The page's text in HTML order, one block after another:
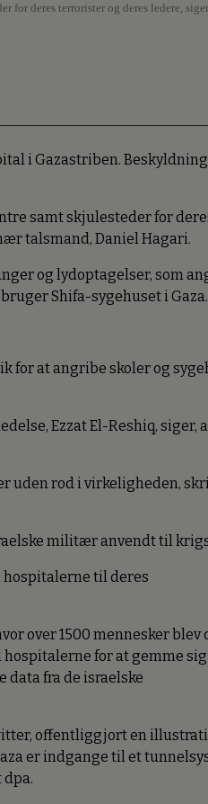
for deres terrorister og deres ledere,
i Gazastriben.
samt skjulesteder for
talsmand, Daniel Hagari.
og lydoptagelser, som
Shifa-sygehuset i Gaza.
for at angribe skoler og
Ezzat El-Reshiq, siger,
uden rod i virkeligheden,
militær anvendt til
til deres
over 1500 mennesker
for at gemme
fra de israelske
offentliggjort en
er indgange til et